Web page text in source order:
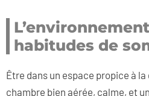
habitudes de
Être dans un espace propice à
chambre bien aérée, calme, et